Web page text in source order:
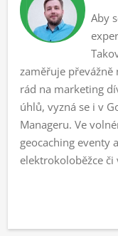
Aby
zaměřuje převážně
rád na marketing
úhlů, vyzná se i v
Manageru. Ve
geocaching eventy
elektrokoloběžce či